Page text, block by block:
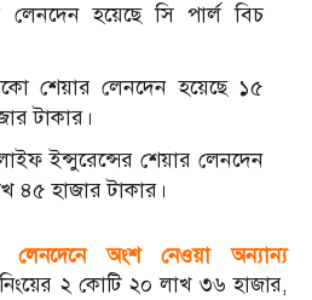
লেনদেন হয়েছে সি পার্ল বিচ
শেয়ার লেনদেন হয়েছে ১৫
টাকার।
ইন্সুরেন্সের শেয়ার লেনদেন
৪৫ হাজার টাকার।
লেনদেনে অংশ নেওয়া অন্যান্য
২ কোটি ২০ লাখ ৩৬ হাজার,